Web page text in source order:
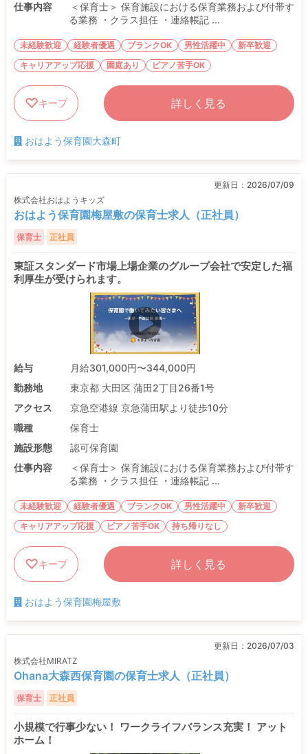
仕事内容
＜保育士＞ 保育施設における保育業務および付帯す
る業務 ・クラス担任 ・連絡帳記 ...
未経験歓迎 経験者優遇 ブランクOK 男性活躍中
新卒歓迎
キャリアアップ応援
園庭あり ピアノ苦手OK
キープ 詳しく見る
おはよう保育園大森町
更新日： 2026/07/09
株式会社おはようキッズ
おはよう保育園梅屋敷の保育士求人（正社員）
保育士 正社員
東証スタンダード市場上場企業のグループ会社で安定した福
利厚生が受けられます。
給与
月給301,000円〜344,000円
勤務地
東京都 大田区 蒲田2丁目26番1号
アクセス
京急空港線 京急蒲田駅より徒歩10分
職種
保育士
施設形態
認可保育園
仕事内容
＜保育士＞ 保育施設における保育業務および付帯す
る業務 ・クラス担任 ・連絡帳記 ...
未経験歓迎 経験者優遇 ブランクOK 男性活躍中
新卒歓迎
キャリアアップ応援
ピアノ苦手OK 持ち帰りなし
キープ 詳しく見る
おはよう保育園梅屋敷
更新日： 2026/07/03
株式会社MIRATZ
Ohana大森西保育園の保育士求人（正社員）
保育士 正社員
小規模で行事少ない！ ワークライフバランス充実！ アット
ホーム！